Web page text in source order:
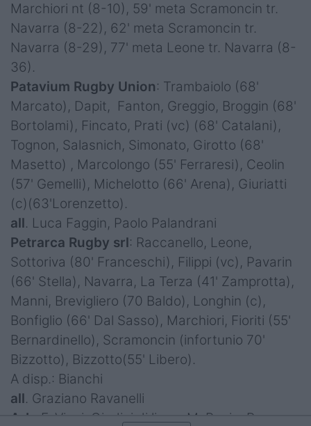
Marchiori nt (8-10), 59' meta Scramoncin tr.
Navarra (8-22), 62' meta Scramoncin tr.
Navarra (8-29), 77' meta Leone tr. Navarra (8-
36).
Patavium Rugby Union: Trambaiolo (68'
Marcato), Dapit, Fanton, Greggio, Broggin (68'
Bortolami), Fincato, Prati (vc) (68' Catalani),
Tognon, Salasnich, Simonato, Girotto (68'
Masetto) , Marcolongo (55' Ferraresi), Ceolin
(57' Gemelli), Michelotto (66' Arena), Giuriatti
(c)(63'Lorenzetto).
all. Luca Faggin, Paolo Palandrani
Petrarca Rugby srl: Raccanello, Leone,
Sottoriva (80' Franceschi), Filippi (vc), Pavarin
(66' Stella), Navarra, La Terza (41' Zamprotta),
Manni, Brevigliero (70 Baldo), Longhin (c),
Bonfiglio (66' Dal Sasso), Marchiori, Fioriti (55'
Bernardinello), Scramoncin (infortunio 70'
Bizzotto), Bizzotto(55' Libero).
A disp.: Bianchi
all. Graziano Ravanelli
Arb
. F. Vinci, Giudici di linea: M. Panin, R.